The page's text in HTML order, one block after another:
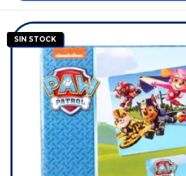
SIN STOCK